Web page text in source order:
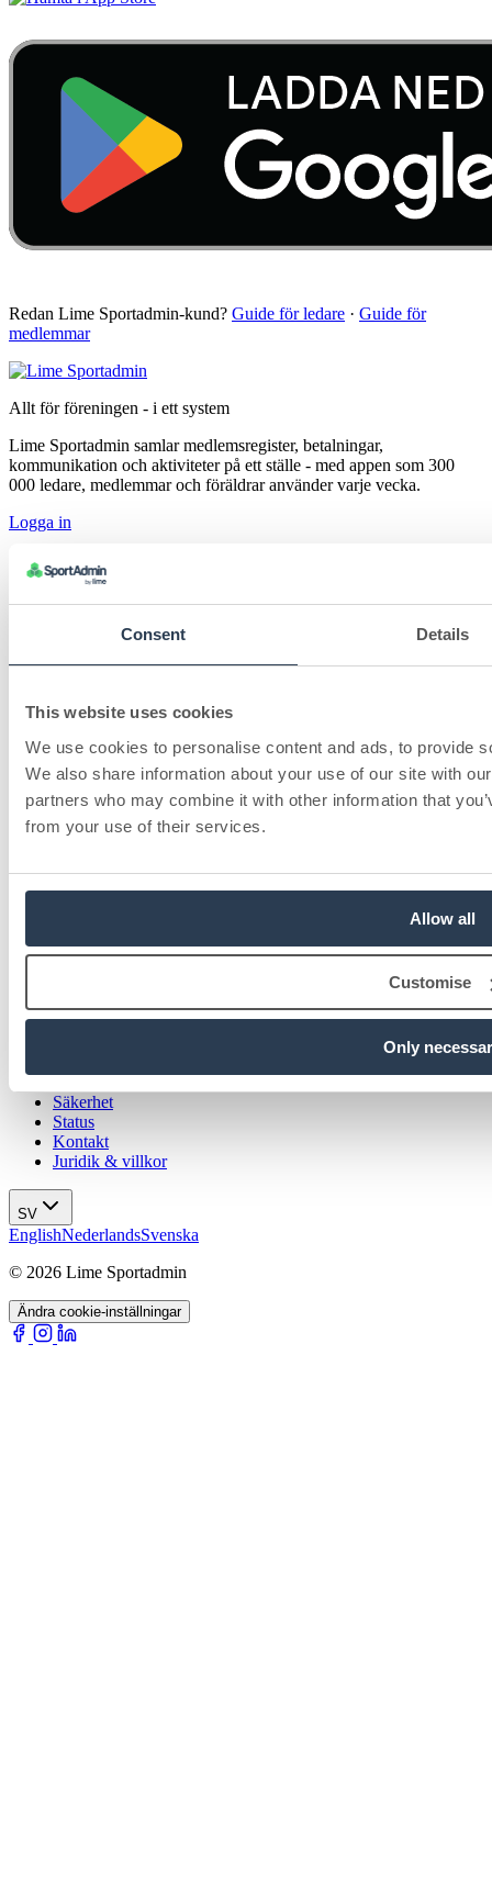
Consent Details
This website uses cookies
We use cookies to personalise content and ads, to provide
We also share information about your use of our site with
partners who may combine it with other information that
from your use of their services.
Allow all
Customise
Only
Redan Lime Sportadmin-kund? Guide för ledare · Guide för
medlemmar
Allt för föreningen - i ett system
Lime Sportadmin samlar medlemsregister, betalningar,
kommunikation och aktiviteter på ett ställe - med appen som 300
000 ledare, medlemmar och föräldrar använder varje vecka.
Logga in
Funktioner
Betalningar
Fritidskortet
Erbjudanden
Se alla funktioner
Företag
Priser
Föreningar som valt oss
Om oss
Resurser
Säkerhet
Status
Kontakt
Juridik & villkor
SV
EnglishNederlandsSvenska
© 2026 Lime Sportadmin
Ändra cookie-inställningar